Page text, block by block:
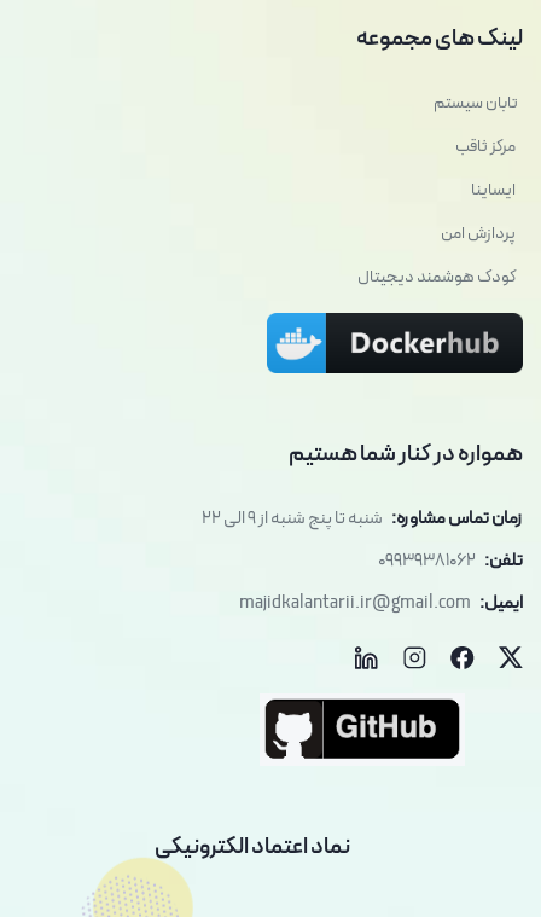
لینک های مجموعه
تابان سیستم
مرکز ثاقب
ایساینا
پردازش امن
کودک هوشمند دیجیتال
همواره در کنار شما هستیم
زمان تماس مشاوره: شنبه تا پنج شنبه از 9 الی 22
تلفن: 09939381062
ایمیل: majidkalantarii.ir@gmail.com
نماد اعتماد الکترونیکی